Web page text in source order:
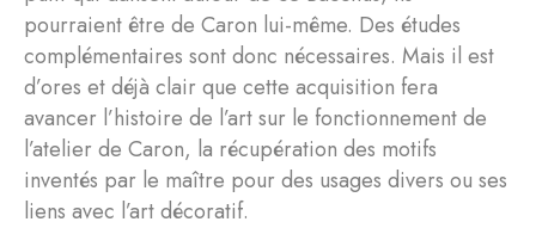
pourraient être de Caron lui-même. Des études
complémentaires sont donc nécessaires. Mais il est
d’ores et déjà clair que cette acquisition fera
avancer l’histoire de l’art sur le fonctionnement de
l’atelier de Caron, la récupération des motifs
inventés par le maître pour des usages divers ou ses
liens avec l’art décoratif.